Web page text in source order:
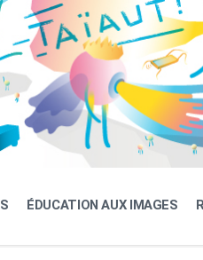
ÉDUCATION AUX IMAGES